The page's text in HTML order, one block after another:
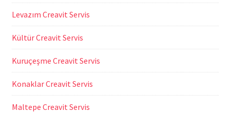
Levazım Creavit Servis
Kültür Creavit Servis
Kuruçeşme Creavit Servis
Konaklar Creavit Servis
Maltepe Creavit Servis